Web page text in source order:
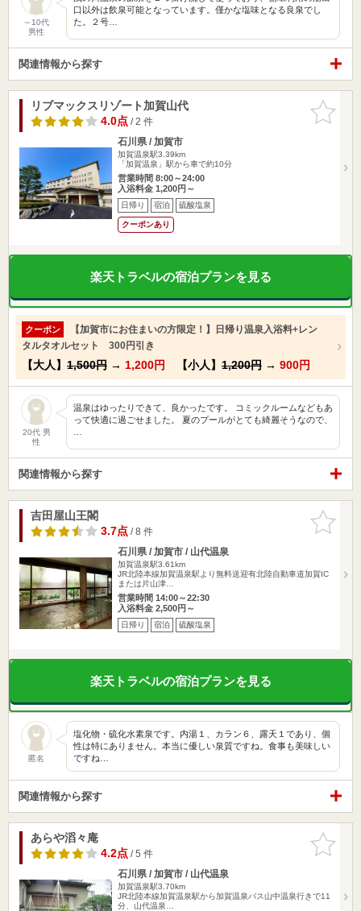
～10代
男性
口以外は飲泉可能となっています。僅かな塩味となる良泉でし
た。２号…
関連情報から探す
お気に入
りに追加
リブマックスリゾート加賀山代
4.0点/ 2 件
石川県 / 加賀市
加賀温泉駅3.39km
「加賀温泉」駅から車で約10分
営業時間 8:00～24:00
入浴料金 1,200円～
日帰り 宿泊 硫酸塩泉
クーポンあり
楽天トラベルの宿泊プランを見る
クーポン
【加賀市にお住まいの方限定！】日帰り温泉入浴料+レン
タルタオルセット 300円引き
【大人】 1,500円 → 1,200円 【小人】 1,200円 → 900円
20代 男
性
温泉はゆったりできて、良かったです。 コミックルームなどもあ
って快適に過ごせました。 夏のプールがとても綺麗そうなので、
関連情報から探す
お気に入
りに追加
吉田屋山王閣
3.7点/ 8 件
石川県 / 加賀市 / 山代温泉
加賀温泉駅3.61km
JR北陸本線加賀温泉駅より無料送迎有北陸自動車道加賀IC
または片山津…
営業時間 14:00～22:30
入浴料金 2,500円～
日帰り 宿泊 硫酸塩泉
楽天トラベルの宿泊プランを見る
匿名
塩化物・硫化水素泉です。内湯１、カラン６、露天１であり、個
性は特にありません。本当に優しい泉質ですね。食事も美味しい
ですね…
関連情報から探す
お気に入
りに追加
あらや滔々庵
4.2点/ 5 件
石川県 / 加賀市 / 山代温泉
加賀温泉駅3.70km
JR北陸本線加賀温泉駅から加賀温泉バス山中温泉行きで11
分、山代温泉…